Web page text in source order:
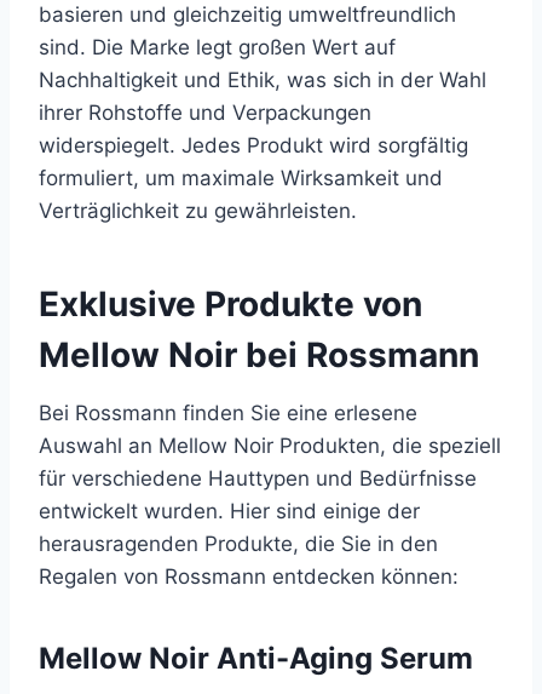
basieren und gleichzeitig umweltfreundlich
sind. Die Marke legt großen Wert auf
Nachhaltigkeit und Ethik, was sich in der Wahl
ihrer Rohstoffe und Verpackungen
widerspiegelt. Jedes Produkt wird sorgfältig
formuliert, um maximale Wirksamkeit und
Verträglichkeit zu gewährleisten.
Exklusive Produkte von
Mellow Noir bei Rossmann
Bei Rossmann finden Sie eine erlesene
Auswahl an Mellow Noir Produkten, die speziell
für verschiedene Hauttypen und Bedürfnisse
entwickelt wurden. Hier sind einige der
herausragenden Produkte, die Sie in den
Regalen von Rossmann entdecken können:
Mellow Noir Anti-Aging Serum